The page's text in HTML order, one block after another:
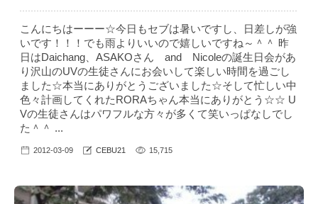
こんにちはーーー☆今日もセブは暑いですし、日差しが強
いです！！！でも雨よりいいので嬉しいですね～＾＾ 昨
日はDaichang、ASAKOさん and Nicoleの誕生日会があ
り沢山のUVの生徒さんにお会いして楽しい時間を過ごし
ました☆本当にありがとうございました☆そして忙しい中
色々計画してくれたRORAちゃん本当にありがとう☆☆ U
Vの生徒さんはパワフルな方々が多くて笑いっぱなしでし
た＾＾ ...
2012-03-09 CEBU21 15,715